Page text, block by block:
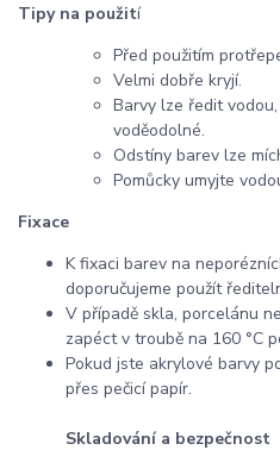
Tipy na použití
Před použitím
Velmi dobře kryjí.
Barvy lze ředit
voděodolné.
Odstíny barev lze
Pomůcky umyjte
Fixace
K fixaci barev na
doporučujeme použít
V případě skla, porcelánu
zapéct v troubě na 160 °C
Pokud jste akrylové barvy
přes pečicí papír.
Skladování a bezpečnost